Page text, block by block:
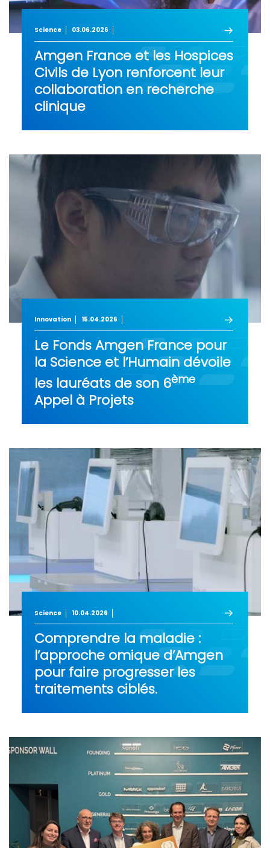
Science 03.06.2026
Amgen France et les Hospices
Civils de Lyon renforcent leur
collaboration en recherche
clinique
Innovation 15.04.2026
Le Fonds Amgen France pour
la Science et l’Humain dévoile
les lauréats de son 6ème
Appel à Projets
Science 10.04.2026
Comprendre la maladie :
l’approche omique d’Amgen
pour faire progresser les
traitements ciblés.